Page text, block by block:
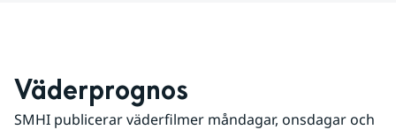
Väderprognos
SMHI publicerar väderfilmer måndagar, onsdagar och